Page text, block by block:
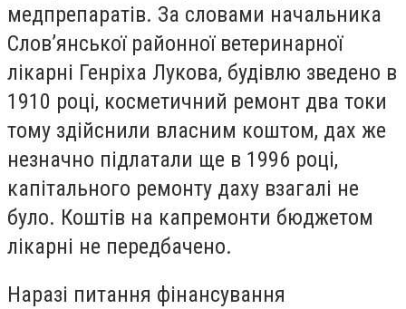
медпрепаратів. За словами начальника
Слов’янської районної ветеринарної
лікарні Генріха Лукова, будівлю зведено в
1910 році, косметичний ремонт два токи
тому здійснили власним коштом, дах же
незначно підлатали ще в 1996 році,
капітального ремонту даху взагалі не
було. Коштів на капремонти бюджетом
лікарні не передбачено.
Наразі питання фінансування